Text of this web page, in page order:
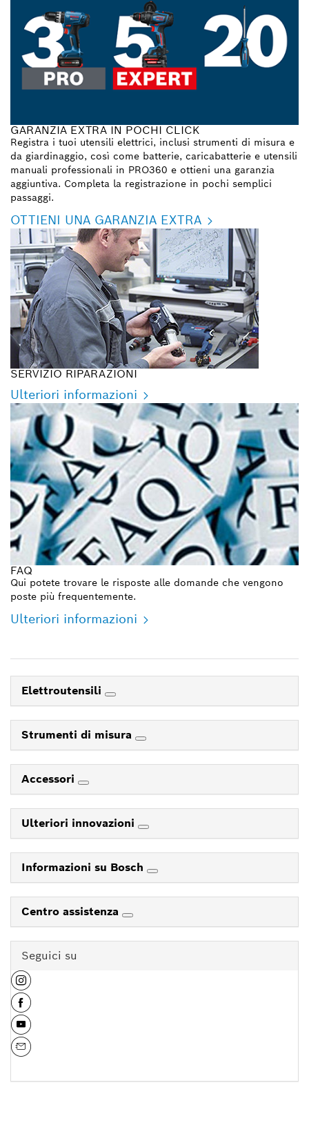
GARANZIA EXTRA IN POCHI CLICK
Registra i tuoi utensili elettrici, inclusi strumenti di misura e
da giardinaggio, così come batterie, caricabatterie e utensili
manuali professionali in PRO360 e ottieni una garanzia
aggiuntiva. Completa la registrazione in pochi semplici
passaggi.
OTTIENI UNA GARANZIA EXTRA
SERVIZIO RIPARAZIONI
Ulteriori informazioni
FAQ
Qui potete trovare le risposte alle domande che vengono
poste più frequentemente.
Ulteriori informazioni
Elettroutensili
Strumenti di misura
Accessori
Ulteriori innovazioni
Informazioni su Bosch
Centro assistenza
Seguici su